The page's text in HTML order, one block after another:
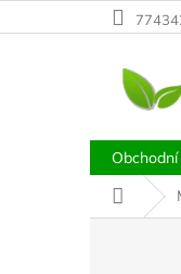
na
Domů